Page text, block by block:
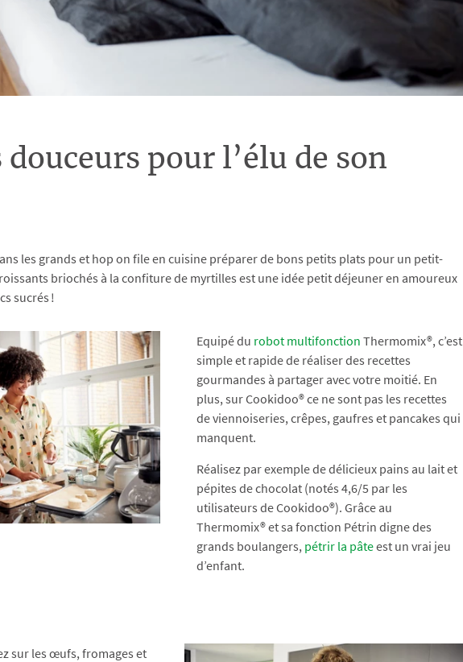
douceurs pour l’élu de son
les grands et hop on file en cuisine préparer de bons petits plats pour un petit-
briochés à la confiture de myrtilles est une idée petit déjeuner en amoureux
sucrés !
Equipé du robot multifonction Thermomix®, c’est
simple et rapide de réaliser des recettes
gourmandes à partager avec votre moitié. En
plus, sur Cookidoo® ce ne sont pas les recettes
de viennoiseries, crêpes, gaufres et pancakes qui
manquent.
Réalisez par exemple de délicieux pains au lait et
pépites de chocolat (notés 4,6/5 par les
utilisateurs de Cookidoo®). Grâce au
Thermomix® et sa fonction Pétrin digne des
grands boulangers, pétrir la pâteest un vrai jeu
d’enfant.
sur les œufs, fromages et